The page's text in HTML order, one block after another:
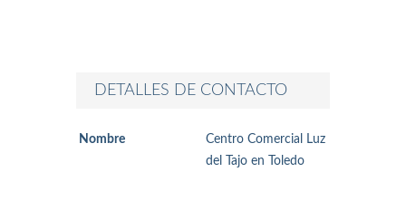
DETALLES DE CONTACTO
Nombre
Centro Comercial Luz
del Tajo en Toledo